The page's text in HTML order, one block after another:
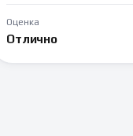
Оценка
Отлично